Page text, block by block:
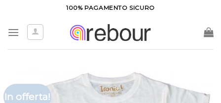
contenuti
100% PAGAMENTO SICURO
In offerta!